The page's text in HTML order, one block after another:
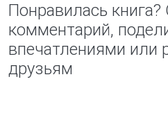
Понравилась
комментарий,
впечатлениями или
друзьям